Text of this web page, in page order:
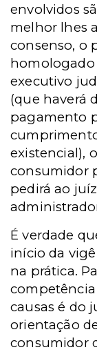
envolvidos
melhor lhes
consenso, o
homologado
executivo
(que haverá
pagamento
existencial),
consumidor
pedirá ao
É verdade
início da
na prática.
causas é do
orientação
consumidor